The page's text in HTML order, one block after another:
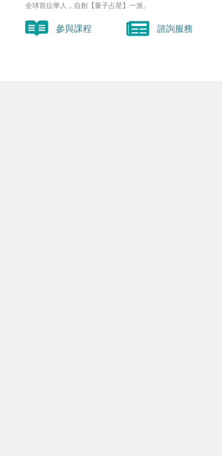
全球首位華人，自創【量子占星】一派。
參與課程 諮詢服務